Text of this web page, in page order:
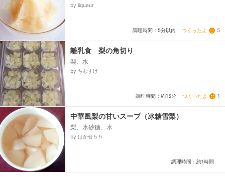
by liqueur
調理時間：5分以内 つくったよ 5
離乳食 梨の角切り
梨、水
by ちむすけ
調理時間：約15分 つくったよ 1
中華風梨の甘いスープ（冰糖雪梨）
梨、氷砂糖、水
by はかせ５５
調理時間：約1時間